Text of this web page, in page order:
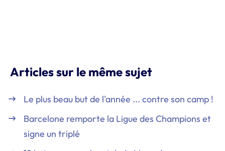
Articles sur le même sujet
Le plus beau but de l'année ... contre son camp !
Barcelone remporte la Ligue des Champions et
signe un triplé